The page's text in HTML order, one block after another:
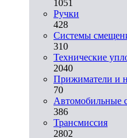
1051
Ручки
428
Системы
310
Технические
2040
Прижиматели и
70
Автомобильные
386
Трансмиссия
2802